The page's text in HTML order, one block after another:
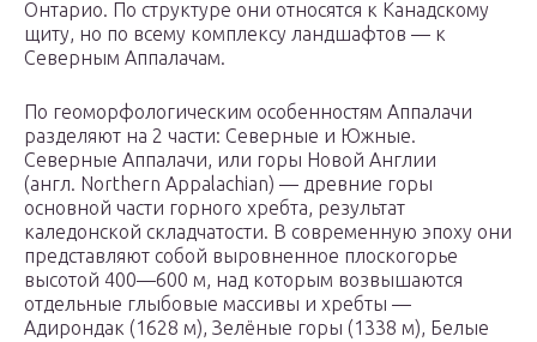
Онтарио. По структуре они относятся к Канадскому
щиту, но по всему комплексу ландшафтов — к
Северным Аппалачам.
По геоморфологическим особенностям Аппалачи
разделяют на 2 части: Северные и Южные.
Северные Аппалачи, или горы Новой Англии
(англ. Northern Appalachian) — древние горы
основной части горного хребта, результат
каледонской складчатости. В современную эпоху они
представляют собой выровненное плоскогорье
высотой 400—600 м, над которым возвышаются
отдельные глыбовые массивы и хребты —
Адирондак (1628 м), Зелёные горы (1338 м), Белые